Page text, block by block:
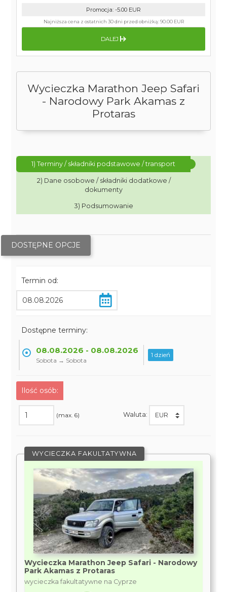
Wycieczka Marathon Jeep Safari
- Narodowy Park Akamas z
Protaras
1) Terminy / składniki podstawowe / transport
2) Dane osobowe / składniki dodatkowe /
dokumenty
3) Podsumowanie
DOSTĘPNE OPCJE
Termin od:
Dostępne terminy:
08.08.2026 - 08.08.2026
Sobota → Sobota
1 dzień
Ilość osób:
(max. 6) Waluta:
WYCIECZKA FAKULTATYWNA
Wycieczka Marathon Jeep Safari - Narodowy
Park Akamas z Protaras
wycieczka fakultatywne na Cyprze
Promocja: -5.00 EUR
Najniższa cena z ostatnich 30 dni przed obniżką:90.00 EUR
DALEJ